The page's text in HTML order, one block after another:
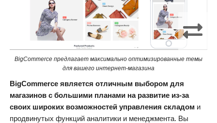
BigCommerce предлагает максимально оптимизированные темы
для вашего интернет-магазина
BigCommerce является отличным выбором для
магазинов с большими планами на развитие из-за
своих широких возможностей управления складом и
продвинутых функций аналитики и менеджмента. Вы